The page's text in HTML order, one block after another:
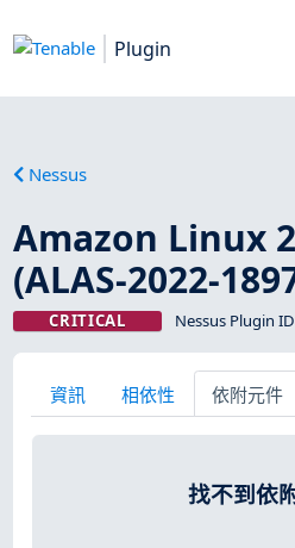
Plugin
Nessus
Amazon Linux
(ALAS-2022-
CRITICAL Nessus Plugin
資訊 相依性 依附元件
找不到依